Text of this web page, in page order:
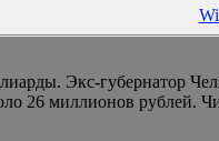
Экс-губернатор
26 миллионов рублей.